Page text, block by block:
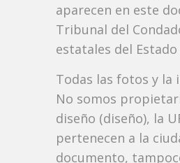
aparecen en este
Tribunal del
estatales del Estado
Todas las fotos y la
No somos
diseño (diseño), la
pertenecen a la
documento,